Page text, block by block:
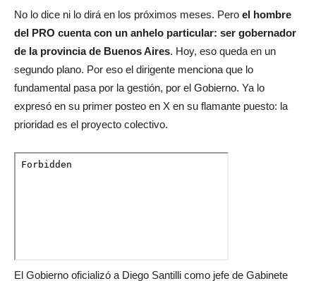
No lo dice ni lo dirá en los próximos meses. Pero el hombre
del PRO cuenta con un anhelo particular: ser gobernador
de la provincia de Buenos Aires. Hoy, eso queda en un
segundo plano. Por eso el dirigente menciona que lo
fundamental pasa por la gestión, por el Gobierno. Ya lo
expresó en su primer posteo en X en su flamante puesto: la
prioridad es el proyecto colectivo.
El Gobierno oficializó a Diego Santilli como jefe de Gabinete